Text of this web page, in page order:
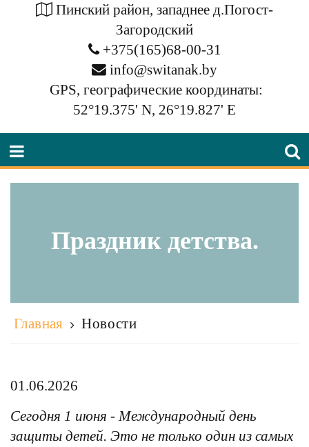
Пинский район, западнее д.Погост-
Загородский
+375(165)68-00-31
info@switanak.by
GPS, географические координаты:
52°19.375' N, 26°19.827' E
Праздник детства.
Главная Новости
01.06.2026
Сегодня 1 июня - Международный день
защиты детей. Это не только один из самых